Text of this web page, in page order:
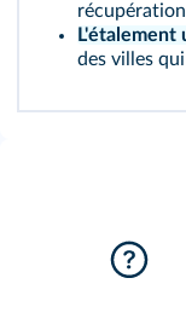
L'étalement
des villes